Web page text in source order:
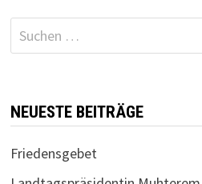
Suchen
nach:
NEUESTE BEITRÄGE
Friedensgebet